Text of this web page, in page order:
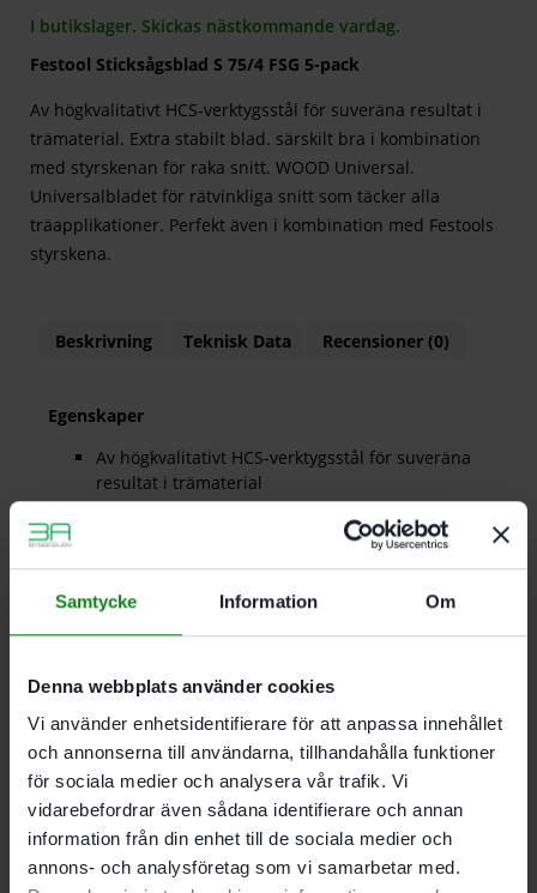
Samtycke Information Om
Denna webbplats använder cookies
Vi använder enhetsidentifierare för att anpassa innehållet
och annonserna till användarna, tillhandahålla funktioner
för sociala medier och analysera vår trafik. Vi
vidarebefordrar även sådana identifierare och annan
information från din enhet till de sociala medier och
annons- och analysföretag som vi samarbetar med.
I butikslager. Skickas nästkommande vardag.
Festool Sticksågsblad S 75/4 FSG 5-pack
Av högkvalitativt HCS-verktygsstål för suveräna resultat i
trämaterial. Extra stabilt blad. särskilt bra i kombination
med styrskenan för raka snitt. WOOD Universal.
Universalbladet för rätvinkliga snitt som täcker alla
träapplikationer. Perfekt även i kombination med Festools
styrskena.
Beskrivning Teknisk Data Recensioner (0)
Egenskaper
Av högkvalitativt HCS-verktygsstål för suveräna
resultat i trämaterial
Extra stabilt blad. särskilt bra i kombination med
WOOD Universal. Universalbladet för rätvinkliga
även i kombination med Festools styrskena
För PS 300. PSB 300. PS 400. PSC 400. PSBC 400.
Skränkta tänder för snabba, korrekt vinklade
Tandad längd 75 mm
Tanddelning 4 mm
Max. materialtjocklek 30 mm
Förpackning 5-pack